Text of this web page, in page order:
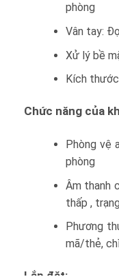
phòng
Vân tay:
Xử lý bề
Kích
Chức năng của
Phòng vệ
phòng
Âm thanh
thấp ,
Phương
mã/thẻ,
Lắp đặt: